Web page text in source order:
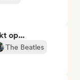
op...
The Beatles